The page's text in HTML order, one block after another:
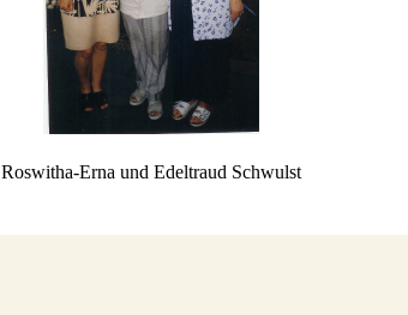
Roswitha-Erna und Edeltraud Schwulst